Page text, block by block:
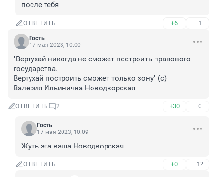
после тебя
ОТВЕТИТЬ +6 –1
Гость
17 мая 2023, 10:00
"Вертухай никогда не сможет построить правового
государства.
Вертухай построить сможет только зону" (с)
Валерия Ильинична Новодворская
ОТВЕТИТЬ 2 +30 –0
Гость
17 мая 2023, 10:09
Жуть эта ваша Новодворская.
ОТВЕТИТЬ +0 –12